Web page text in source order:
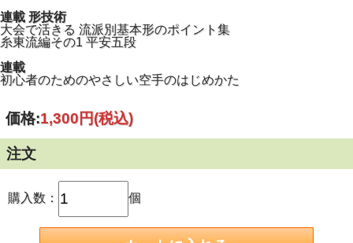
連載 形技術
大会で活きる 流派別基本形のポイント集
糸東流編その1 平安五段
連載
初心者のためのやさしい空手のはじめかた
価格:1,300円(税込)
注文
購入数： 個